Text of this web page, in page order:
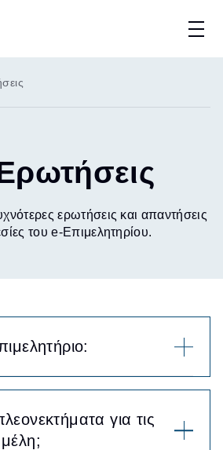
ερωτήσεις και απαντήσεις
του e-Επιμελητηρίου.
για τις
μέλη;